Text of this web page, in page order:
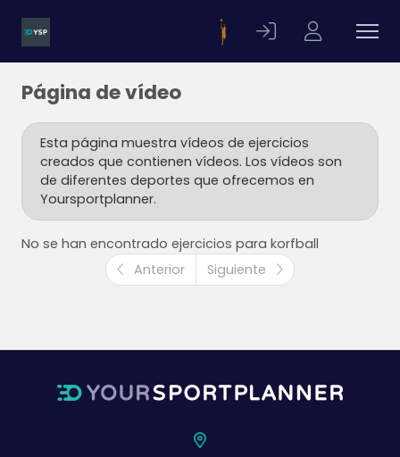
Página de vídeo
Esta página muestra vídeos de ejercicios
creados que contienen vídeos. Los vídeos son
de diferentes deportes que ofrecemos en
Yoursportplanner.
No se han encontrado ejercicios para korfball
Anterior
Siguiente